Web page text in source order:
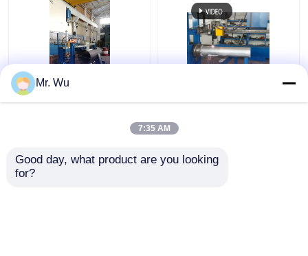
মডেল 680/2000 সিএনসি
ভালো দাম ভালো দাম
Mr. Wu
7:35 AM
Good day, what product are you looking
for?